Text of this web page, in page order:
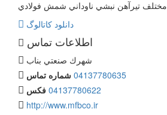
مختلف تيرآهن نبشي ناوداني شمش فولادي
دانلود کاتالوگ
اطلاعات تماس
شهرك صنعتي بناب
شماره تماس 04137780635
فکس 04137780622
http://www.mfbco.ir